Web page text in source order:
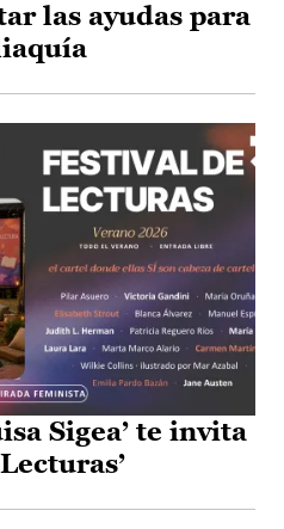
las ayudas para
Sigea’ te invita